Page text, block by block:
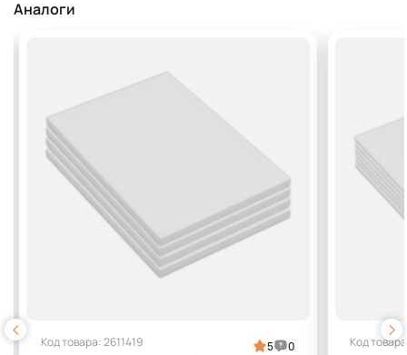
Аналоги
Код товара: 2611419 5 0 Код